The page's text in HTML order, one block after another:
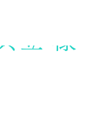
立 様